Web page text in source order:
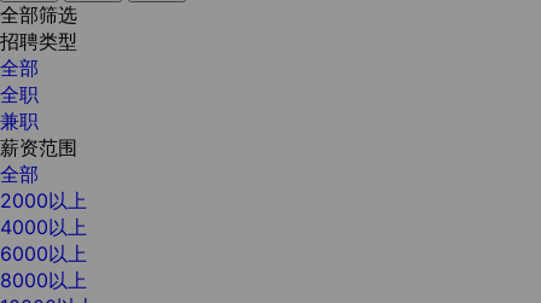
全部筛选
招聘类型
全部
全职
兼职
薪资范围
全部
2000以上
4000以上
6000以上
8000以上